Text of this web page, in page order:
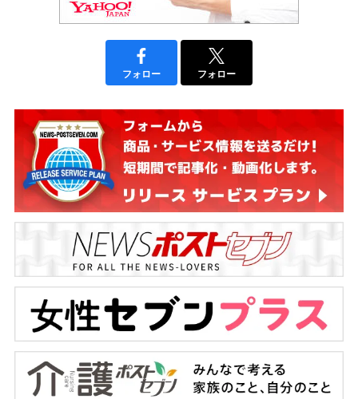
フォロー フォロー